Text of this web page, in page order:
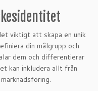
viktigt att skapa en unik
din målgrupp och
dem och differentierar
kan inkludera allt från